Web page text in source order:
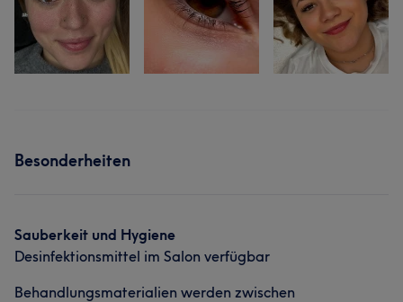
Besonderheiten
Sauberkeit und Hygiene
Desinfektionsmittel im Salon verfügbar
Behandlungsmaterialien werden zwischen